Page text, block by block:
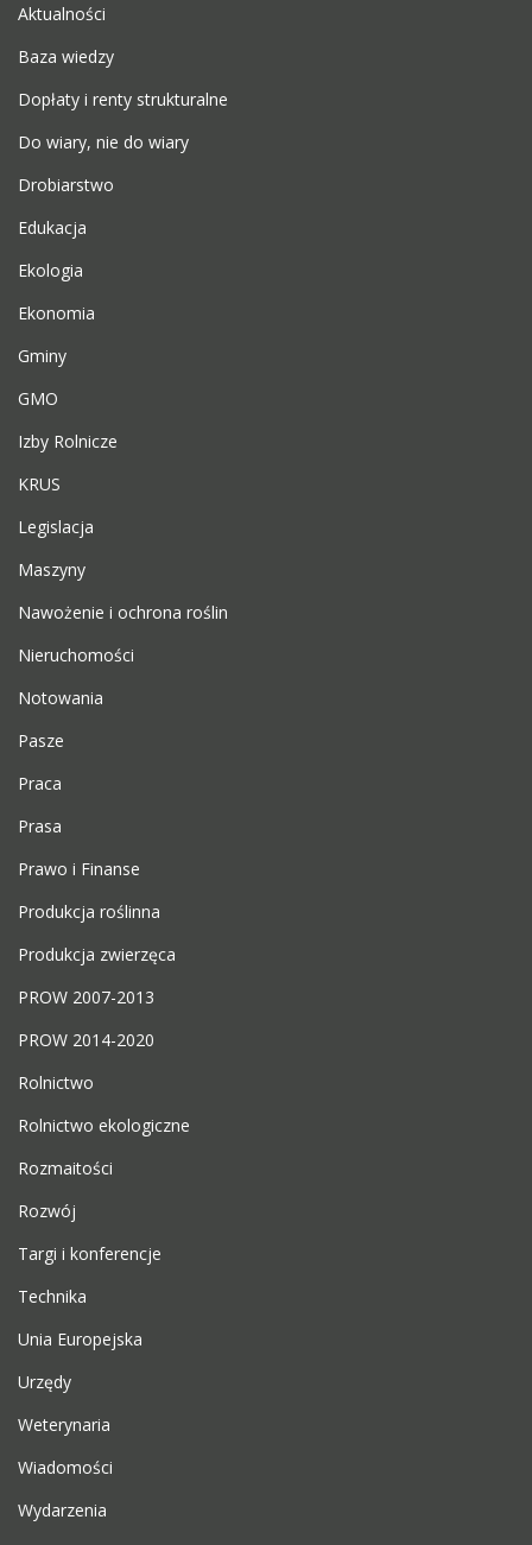
Aktualności
Baza wiedzy
Dopłaty i renty strukturalne
Do wiary, nie do wiary
Drobiarstwo
Edukacja
Ekologia
Ekonomia
Gminy
GMO
Izby Rolnicze
KRUS
Legislacja
Maszyny
Nawożenie i ochrona roślin
Nieruchomości
Notowania
Pasze
Praca
Prasa
Prawo i Finanse
Produkcja roślinna
Produkcja zwierzęca
PROW 2007-2013
PROW 2014-2020
Rolnictwo
Rolnictwo ekologiczne
Rozmaitości
Rozwój
Targi i konferencje
Technika
Unia Europejska
Urzędy
Weterynaria
Wiadomości
Wydarzenia